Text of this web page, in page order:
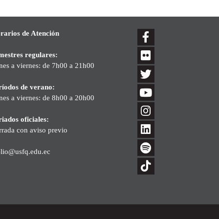
de Atención
regulares:
a viernes: de 7h00 a 21h00
de verano:
a viernes: de 8h00 a 20h00
oficiales:
con aviso previo